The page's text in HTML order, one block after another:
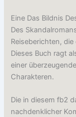
Eine Das Bildnis
Des
Reiseberichten,
Dieses Buch ragt
einer
Charakteren.
Die in diesem fb2
nachdenklicher